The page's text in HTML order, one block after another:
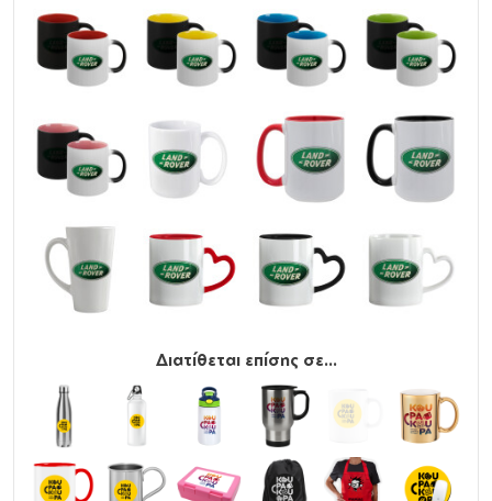
Διατίθεται επίσης σε...